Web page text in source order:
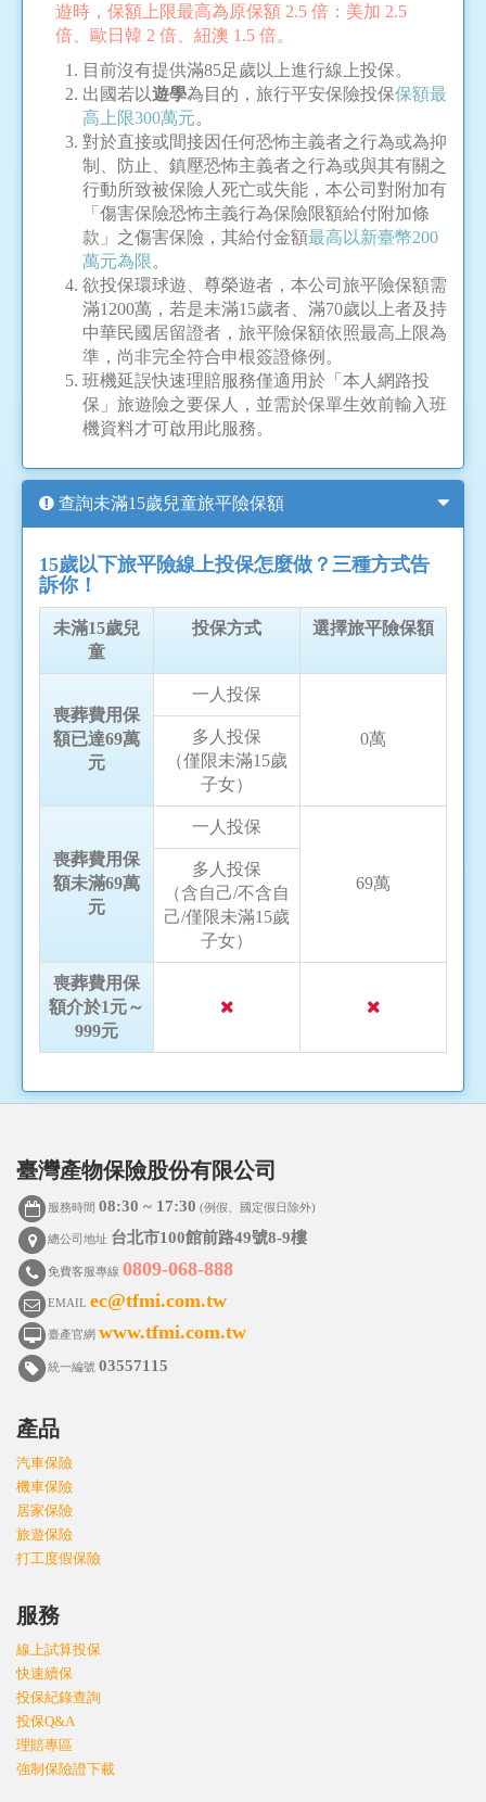
遊時，保額上限最高為原保額 2.5 倍：美加 2.5
倍、歐日韓 2 倍、紐澳 1.5 倍。
目前沒有提供滿85足歲以上進行線上投保。
出國若以遊學為目的，旅行平安保險投保保額最
高上限300萬元。
對於直接或間接因任何恐怖主義者之行為或為抑
制、防止、鎮壓恐怖主義者之行為或與其有關之
行動所致被保險人死亡或失能，本公司對附加有
「傷害保險恐怖主義行為保險限額給付附加條
款」之傷害保險，其給付金額最高以新臺幣200
萬元為限 。
欲投保環球遊、尊榮遊者，本公司旅平險保額需
滿1200萬，若是未滿15歲者、滿70歲以上者及持
中華民國居留證者，旅平險保額依照最高上限為
準，尚非完全符合申根簽證條例。
班機延誤快速理賠服務僅適用於「本人網路投
保」旅遊險之要保人，並需於保單生效前輸入班
機資料才可啟用此服務。
查詢未滿15歲兒童旅平險保額
15歲以下旅平險線上投保怎麼做？三種方式告
訴你！
未滿15歲兒
童
投保方式 選擇旅平險保額
喪葬費用保
額已達69萬
元
一人投保
0萬
多人投保
（僅限未滿15歲
子女）
喪葬費用保
額未滿69萬
元
一人投保
69萬
多人投保
（含自己/不含自
己/僅限未滿15歲
子女）
喪葬費用保
額介於1元～
999元
臺灣產物保險股份有限公司
服務時間08:30 ~ 17:30 (例假、國定假日除外)
總公司地址 台北市100館前路49號8-9樓
免費客服專線0809-068-888
EMAILec@tfmi.com.tw
臺產官網www.tfmi.com.tw
統一編號03557115
產品
汽車保險
機車保險
居家保險
旅遊保險
打工度假保險
服務
線上試算投保
快速續保
投保紀錄查詢
投保Q&A
理賠專區
強制保險證下載